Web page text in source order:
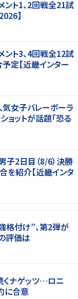
ント1、2回戦全21試
】
ント3、4回戦全12試
定【近畿インター
気女子バレーボーラ
ットが話題「恐る
2日目（8/6）決勝
を紹介【近畿インタ
格付け”、第2弾が
評価は
くナゲッツ…ロニ
に合意